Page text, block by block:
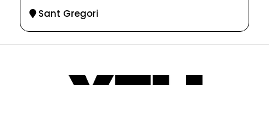
Sant Gregori